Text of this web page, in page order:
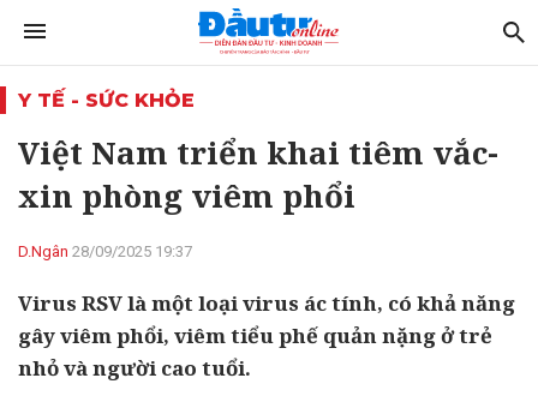
Y TẾ - SỨC KHỎE
Việt Nam triển khai tiêm vắc-
xin phòng viêm phổi
D.Ngân 28/09/2025 19:37
Virus RSV là một loại virus ác tính, có khả năng
gây viêm phổi, viêm tiểu phế quản nặng ở trẻ
nhỏ và người cao tuổi.